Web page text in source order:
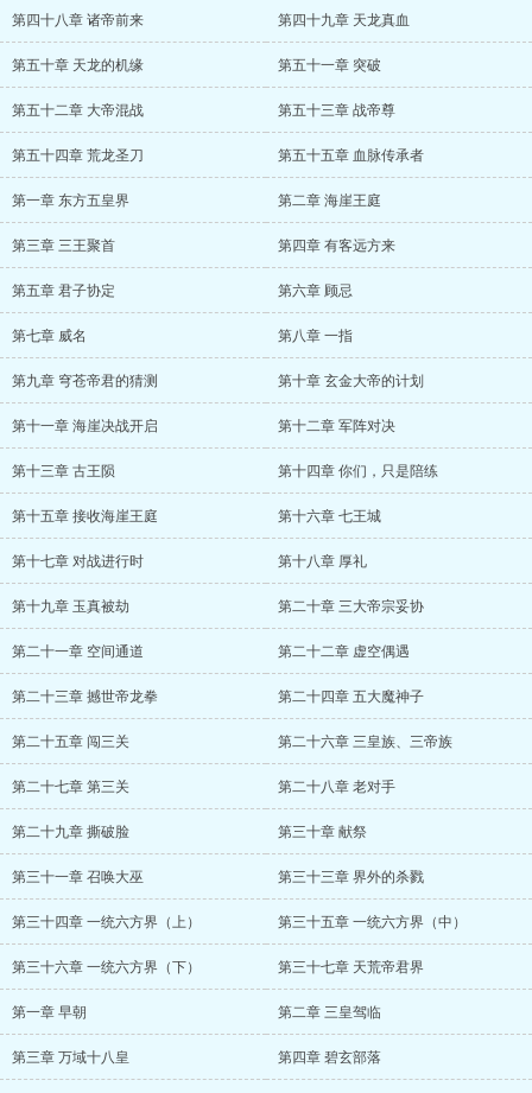
第四十八章 诸帝前来 第四十九章 天龙真血
第五十章 天龙的机缘 第五十一章 突破
第五十二章 大帝混战 第五十三章 战帝尊
第五十四章 荒龙圣刀 第五十五章 血脉传承者
第一章 东方五皇界 第二章 海崖王庭
第三章 三王聚首 第四章 有客远方来
第五章 君子协定 第六章 顾忌
第七章 威名 第八章 一指
第九章 穹苍帝君的猜测 第十章 玄金大帝的计划
第十一章 海崖决战开启 第十二章 军阵对决
第十三章 古王陨 第十四章 你们，只是陪练
第十五章 接收海崖王庭 第十六章 七王城
第十七章 对战进行时 第十八章 厚礼
第十九章 玉真被劫 第二十章 三大帝宗妥协
第二十一章 空间通道 第二十二章 虚空偶遇
第二十三章 撼世帝龙拳 第二十四章 五大魔神子
第二十五章 闯三关 第二十六章 三皇族、三帝族
第二十七章 第三关 第二十八章 老对手
第二十九章 撕破脸 第三十章 献祭
第三十一章 召唤大巫 第三十三章 界外的杀戮
第三十四章 一统六方界（上） 第三十五章 一统六方界（中）
第三十六章 一统六方界（下） 第三十七章 天荒帝君界
第一章 早朝 第二章 三皇驾临
第三章 万域十八皇 第四章 碧玄部落